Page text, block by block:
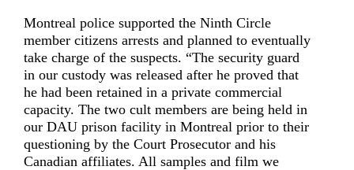
Montreal police supported the Ninth Circle
member citizens arrests and planned to eventually
take charge of the suspects. “The security guard
in our custody was released after he proved that
he had been retained in a private commercial
capacity. The two cult members are being held in
our DAU prison facility in Montreal prior to their
questioning by the Court Prosecutor and his
Canadian affiliates. All samples and film we